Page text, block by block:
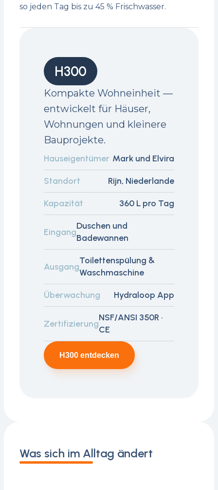
so jeden Tag bis zu 45 % Frischwasser.
H300
Kompakte Wohneinheit —
entwickelt für Häuser,
Wohnungen und kleinere
Bauprojekte.
Hauseigentümer Mark und Elvira
Standort Rijn, Niederlande
Kapazität 360 L pro Tag
Eingang
Duschen und
Badewannen
Ausgang
Toilettenspülung &
Waschmaschine
Überwachung Hydraloop App
Zertifizierung
NSF/ANSI 350R ·
CE
H300 entdecken
Was sich im Alltag ändert